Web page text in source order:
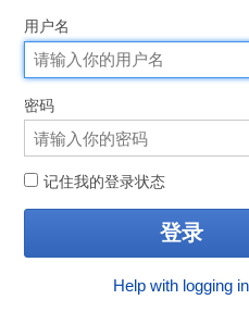
用户名
密码
记住我的登录状态
Help with logging in